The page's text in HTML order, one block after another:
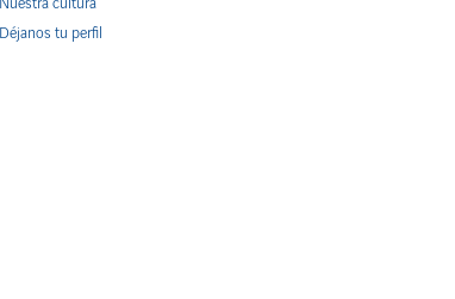
Nuestra cultura
Déjanos tu perfil